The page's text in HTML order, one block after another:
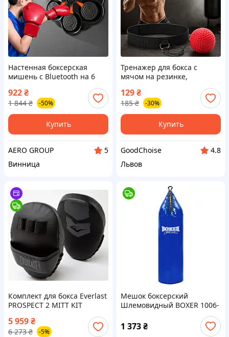
Настенная боксерская
мишень с Bluetooth на 6
тренажер для бокса с
подсветкой RD-72
922₴
1 844 ₴ -50%
Купить
AERO GROUP
5
Винница
Тренажер для бокса с
мячом на резинке,
Красный / Боксерский мяч
с головной повязкой / Мяч
для тренировки реакции /
Файтбол
129₴
185 ₴ -30%
Купить
GoodChoise
4.8
Львов
Комплект для бокса Everlast
PROSPECT 2 MITT KIT
черный, серый Уни OSFM
(P00003054_K2)
5 959₴
6 273 ₴ -5%
Мешок боксерский
Шлемовидный BOXER 1006-
01 95см Синий-черный D4-
2026
1 373₴